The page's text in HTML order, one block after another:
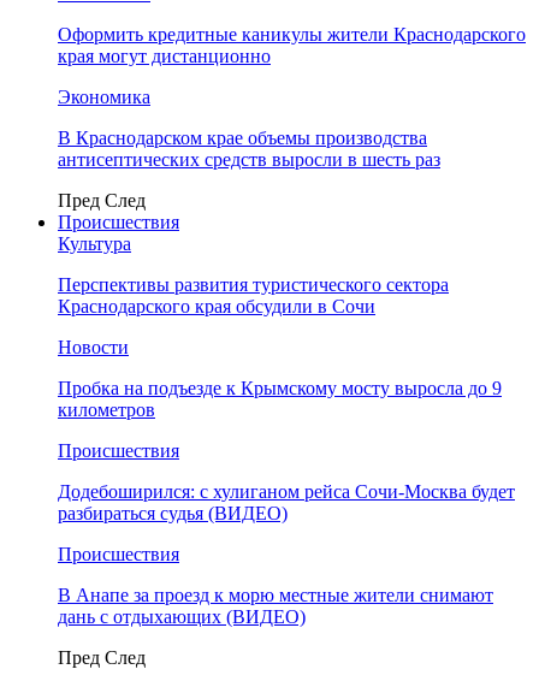
Оформить кредитные каникулы жители Краснодарского
края могут дистанционно
Экономика
В Краснодарском крае объемы производства
антисептических средств выросли в шесть раз
Пред След
Происшествия
Культура
Перспективы развития туристического сектора
Краснодарского края обсудили в Сочи
Новости
Пробка на подъезде к Крымскому мосту выросла до 9
километров
Происшествия
Додебоширился: с хулиганом рейса Сочи-Москва будет
разбираться судья (ВИДЕО)
Происшествия
В Анапе за проезд к морю местные жители снимают
дань с отдыхающих (ВИДЕО)
Пред След